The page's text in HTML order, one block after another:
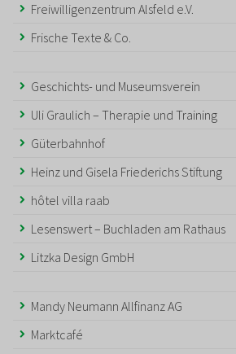
Freiwilligenzentrum Alsfeld e.V.
Frische Texte & Co.
Geschichts- und Museumsverein
Uli Graulich – Therapie und Training
Güterbahnhof
Heinz und Gisela Friederichs Stiftung
hôtel villa raab
Lesenswert – Buchladen am Rathaus
Litzka Design GmbH
Mandy Neumann Allfinanz AG
Marktcafé